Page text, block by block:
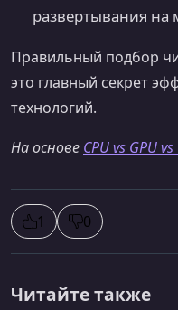
развертывания
Правильный подбор
это главный секрет
технологий.
На основе CPU vs GPU vs
1 0
Читайте также